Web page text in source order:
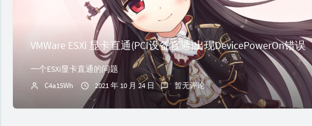
VMWare ESXi 显卡直通(PCI设备直通)出现DevicePowerOn错误
一个ESXi显卡直通的问题
C4a15Wh 2021 年 10 月 24 日 暂无评论